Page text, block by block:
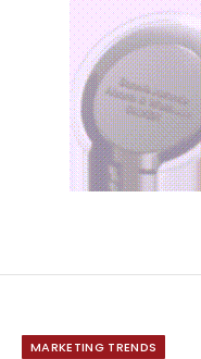
MARKETING TRENDS